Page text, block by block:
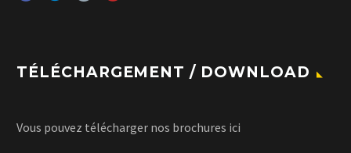
TÉLÉCHARGEMENT / DOWNLOAD
Vous pouvez télécharger nos brochures ici